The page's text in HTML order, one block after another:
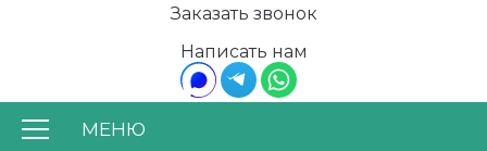
МЕНЮ
Написать нам
Заказать звонок